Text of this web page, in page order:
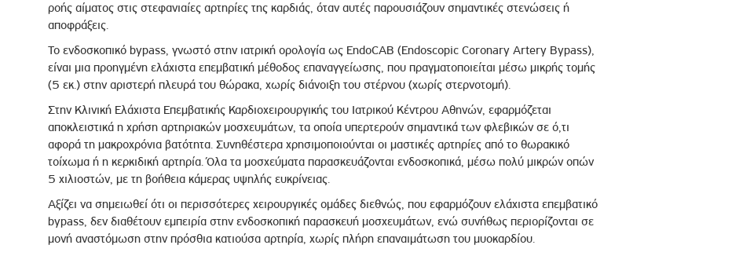
ροής αίματος στις στεφανιαίες αρτηρίες της καρδιάς, όταν αυτές παρουσιάζουν σημαντικές στενώσεις ή
αποφράξεις.
Το ενδοσκοπικό bypass, γνωστό στην ιατρική ορολογία ως EndoCAB (Endoscopic Coronary Artery Bypass),
είναι μια προηγμένη ελάχιστα επεμβατική μέθοδος επαναγγείωσης, που πραγματοποιείται μέσω μικρής τομής
(5 εκ.) στην αριστερή πλευρά του θώρακα, χωρίς διάνοιξη του στέρνου (χωρίς στερνοτομή).
Στην Κλινική Ελάχιστα Επεμβατικής Καρδιοχειρουργικής του Ιατρικού Κέντρου Αθηνών, εφαρμόζεται
αποκλειστικά η χρήση αρτηριακών μοσχευμάτων, τα οποία υπερτερούν σημαντικά των φλεβικών σε ό,τι
αφορά τη μακροχρόνια βατότητα. Συνηθέστερα χρησιμοποιούνται οι μαστικές αρτηρίες από το θωρακικό
τοίχωμα ή η κερκιδική αρτηρία. Όλα τα μοσχεύματα παρασκευάζονται ενδοσκοπικά, μέσω πολύ μικρών οπών
5 χιλιοστών, με τη βοήθεια κάμερας υψηλής ευκρίνειας.
Αξίζει να σημειωθεί ότι οι περισσότερες χειρουργικές ομάδες διεθνώς, που εφαρμόζουν ελάχιστα επεμβατικό
bypass, δεν διαθέτουν εμπειρία στην ενδοσκοπική παρασκευή μοσχευμάτων, ενώ συνήθως περιορίζονται σε
μονή αναστόμωση στην πρόσθια κατιούσα αρτηρία, χωρίς πλήρη επαναιμάτωση του μυοκαρδίου.